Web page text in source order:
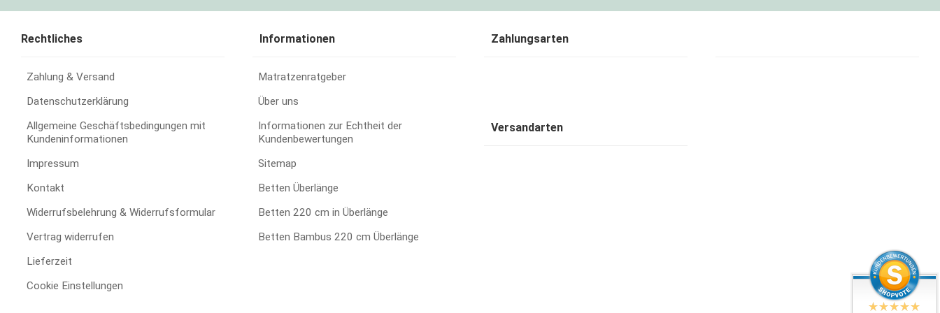
Rechtliches
Zahlung & Versand
Datenschutzerklärung
Allgemeine Geschäftsbedingungen mit
Kundeninformationen
Impressum
Kontakt
Widerrufsbelehrung & Widerrufsformular
Vertrag widerrufen
Lieferzeit
Cookie Einstellungen
Informationen
Matratzenratgeber
Über uns
Informationen zur Echtheit der
Kundenbewertungen
Sitemap
Betten Überlänge
Betten 220 cm in Überlänge
Betten Bambus 220 cm Überlänge
Zahlungsarten
Versandarten